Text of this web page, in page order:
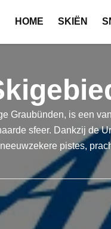
HOME SKIËN
Graubünden, is een
sfeer. Dankzij de
pistes,